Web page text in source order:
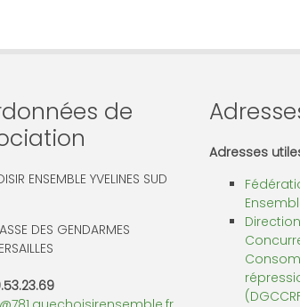
de
ENSEMBLE YVELINES SUD
DES GENDARMES
Adresses